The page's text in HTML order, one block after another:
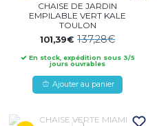
CHAISE DE JARDIN
EMPILABLE VERT KALE
TOULON
101,39€137,28€
En stock, expédition sous 3/5
jours ouvrables
Ajouter au panier